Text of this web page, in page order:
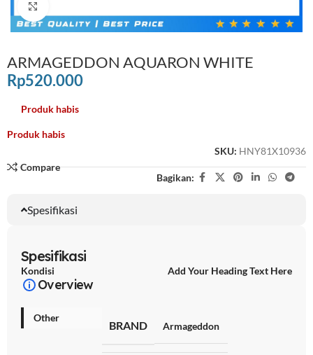
ARMAGEDDON AQUARON WHITE
Rp520.000
Produk habis
Produk habis
SKU: HNY81X10936
Compare
Bagikan:
Spesifikasi
Spesifikasi
Kondisi Add Your Heading Text Here
Overview
Other
BRAND Armageddon